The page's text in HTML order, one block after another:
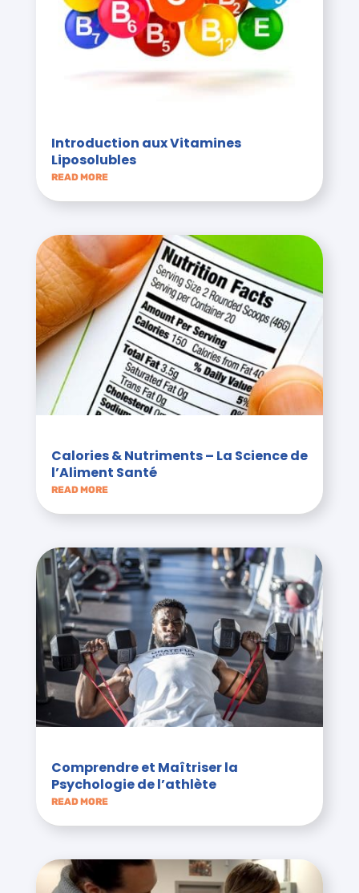
Introduction aux Vitamines
Liposolubles
READ MORE
Calories & Nutriments – La Science de
l’Aliment Santé
READ MORE
Comprendre et Maîtriser la
Psychologie de l’athlète
READ MORE